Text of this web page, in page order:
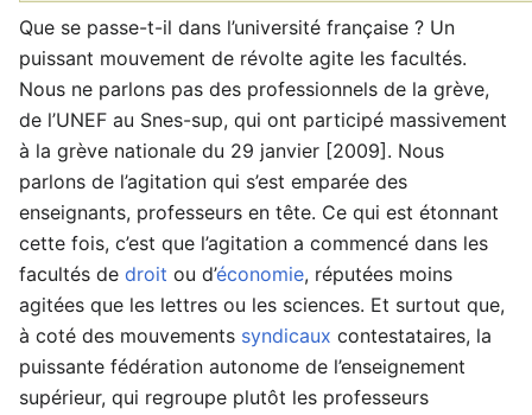
Que se passe-t-il dans l’université française ? Un
puissant mouvement de révolte agite les facultés.
Nous ne parlons pas des professionnels de la grève,
de l’UNEF au Snes-sup, qui ont participé massivement
à la grève nationale du 29 janvier [2009]. Nous
parlons de l’agitation qui s’est emparée des
enseignants, professeurs en tête. Ce qui est étonnant
cette fois, c’est que l’agitation a commencé dans les
facultés de droit ou d’économie, réputées moins
agitées que les lettres ou les sciences. Et surtout que,
à coté des mouvements syndicaux contestataires, la
puissante fédération autonome de l’enseignement
supérieur, qui regroupe plutôt les professeurs